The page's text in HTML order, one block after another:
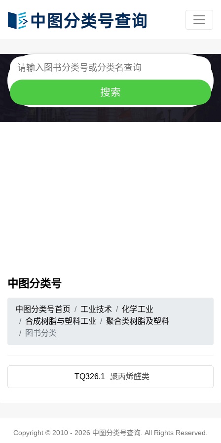
中图分类号
中图分类号首页 工业技术
化学工业
合成树脂与塑料工业
聚合类树脂及塑料
图书分类
TQ326.1 聚丙烯醛类
Copyright © 2010 - 2026 中图分类号查询 . All Rights Reserved.